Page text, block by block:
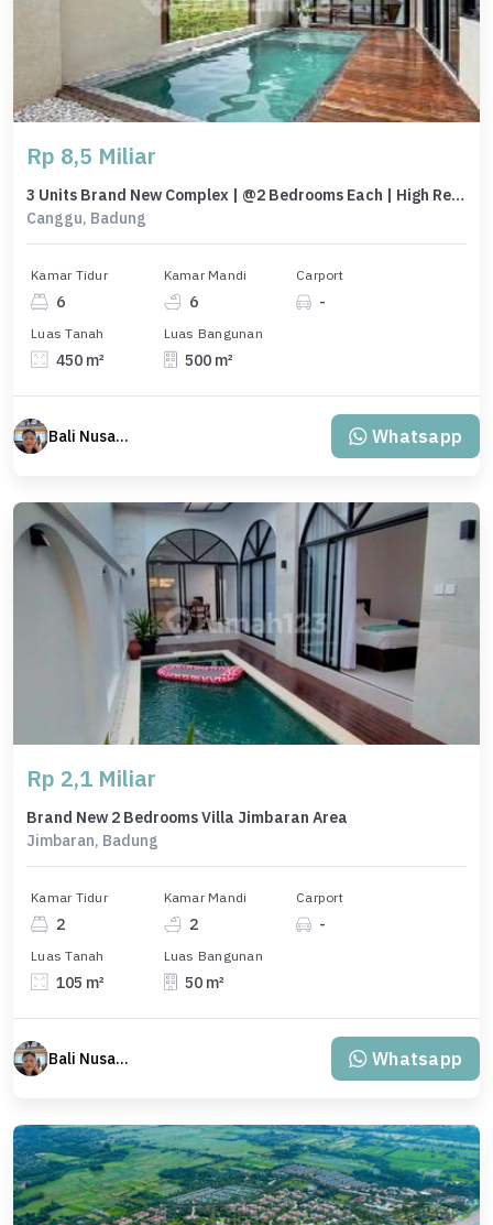
Rp 8,5 Miliar
3 Units Brand New Complex | @2 Bedrooms Each | High Rental Potential
Canggu, Badung
Kamar Tidur
6
Kamar Mandi
6
Carport
-
Luas Tanah
450 m²
Luas Bangunan
500 m²
Bali Nusantara Travel Whatsapp
Rp 2,1 Miliar
Brand New 2 Bedrooms Villa Jimbaran Area
Jimbaran, Badung
Kamar Tidur
2
Kamar Mandi
2
Carport
-
Luas Tanah
105 m²
Luas Bangunan
50 m²
Bali Nusantara Travel Whatsapp